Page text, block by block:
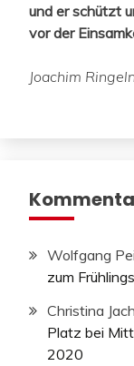
und er schützt
vor der
Joachim
Wolfgang
zum
Christina
Platz bei
2020